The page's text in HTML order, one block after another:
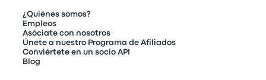
¿Quiénes somos?
Empleos
Asóciate con nosotros
Únete a nuestro Programa de Afiliados
Conviértete en un socio API
Blog